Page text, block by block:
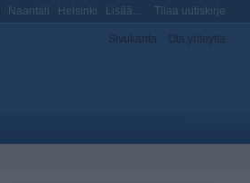
Naantali Helsinki Lisää... Tilaa uutiskirje
Sivukartta Ota yhteyttä